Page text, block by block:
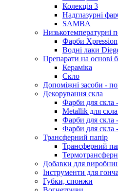
Колекція 3
Надглазурні
SAMBA
Низькотемпературні
Фарби Xpression
Водні лаки
Препарати на основі
Кераміка
Скло
Допоміжні засоби -
Декорування скла
Фарби для скла
Metallik для
Фарби для скла
Фарби для скла
Трансферний папір
Трансферний
Добавки для
Інструменти для
Губки, спонжи